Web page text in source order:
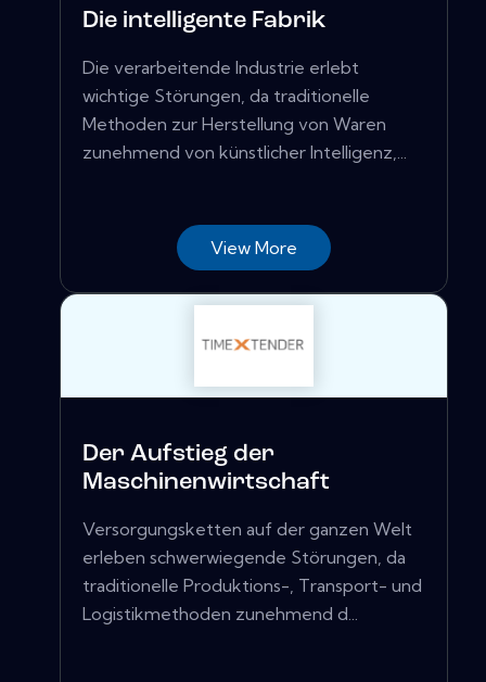
Die intelligente Fabrik
Die verarbeitende Industrie erlebt
wichtige Störungen, da traditionelle
Methoden zur Herstellung von Waren
zunehmend von künstlicher Intelligenz,...
View More
Der Aufstieg der
Maschinenwirtschaft
Versorgungsketten auf der ganzen Welt
erleben schwerwiegende Störungen, da
traditionelle Produktions-, Transport- und
Logistikmethoden zunehmend d...